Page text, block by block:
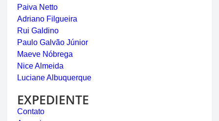
Paiva Netto
Adriano Filgueira
Rui Galdino
Paulo Galvão Júnior
Maeve Nóbrega
Nice Almeida
Luciane Albuquerque
EXPEDIENTE
Contato